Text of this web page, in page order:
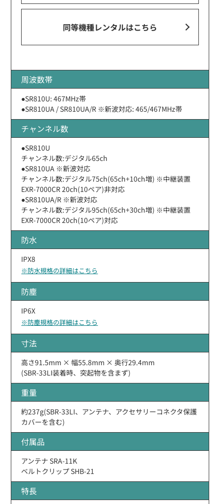
同等機種レンタルはこちら
周波数帯
●SR810U: 467MHz帯
●SR810UA / SR810UA/R ※新波対応: 465/467MHz帯
チャンネル数
●SR810U
チャンネル数:デジタル65ch
●SR810UA ※新波対応
チャンネル数:デジタル75ch(65ch+10ch増) ※中継装置
EXR-7000CR 20ch(10ペア)非対応
●SR810UA/R ※新波対応
チャンネル数:デジタル95ch(65ch+30ch増) ※中継装置
EXR-7000CR 20ch(10ペア)対応
防水
IPX8
※防水規格の詳細はこちら
防塵
IP6X
※防塵規格の詳細はこちら
寸法
高さ91.5mm × 幅55.8mm × 奥行29.4mm
(SBR-33LI装着時、突起物を含まず)
重量
約237g(SBR-33LI、アンテナ、アクセサリーコネクタ保護
カバーを含む)
付属品
アンテナ SRA-11K
ベルトクリップ SHB-21
特長